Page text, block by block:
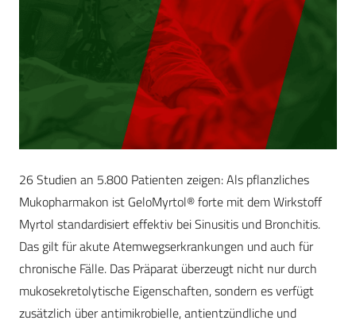
26 Studien an 5.800 Patienten zeigen: Als pflanzliches
Mukopharmakon ist GeloMyrtol® forte mit dem Wirkstoff
Myrtol standardisiert effektiv bei Sinusitis und Bronchitis.
Das gilt für akute Atemwegserkrankungen und auch für
chronische Fälle. Das Präparat überzeugt nicht nur durch
mukosekretolytische Eigenschaften, sondern es verfügt
zusätzlich über antimikrobielle, antientzündliche und